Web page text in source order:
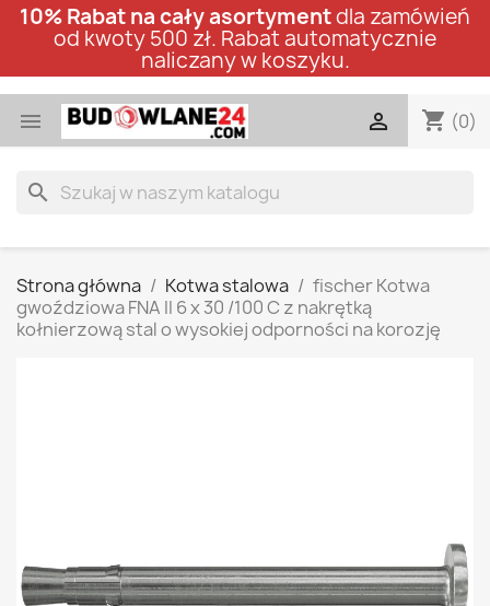
10% Rabat na cały asortymentdla zamówień
od kwoty 500 zł. Rabat automatycznie
naliczany w koszyku.
 shopping_cart (0)

search
Strona główna Kotwa stalowa
fischer Kotwa
gwoździowa FNA II 6 x 30 /100 C z nakrętką
kołnierzową stal o wysokiej odporności na korozję